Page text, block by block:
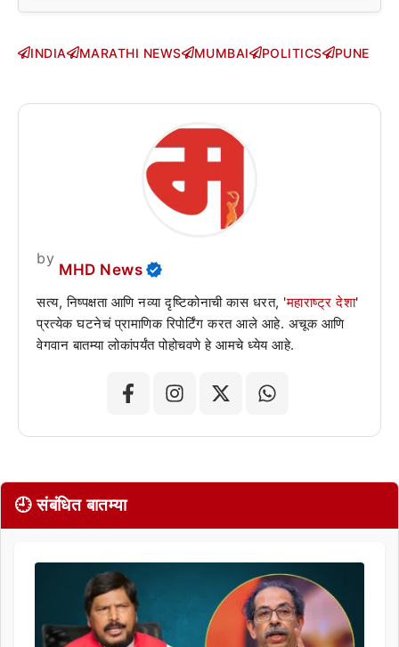
INDIA MARATHI NEWS MUMBAI POLITICS PUNE
by
MHD News
सत्य, निष्पक्षता आणि नव्या दृष्टिकोनाची कास धरत, 'महाराष्ट्र देशा'
प्रत्येक घटनेचं प्रामाणिक रिपोर्टिंग करत आले आहे. अचूक आणि
वेगवान बातम्या लोकांपर्यंत पोहोचवणे हे आमचे ध्येय आहे.
🕘 संबंधित बातम्या